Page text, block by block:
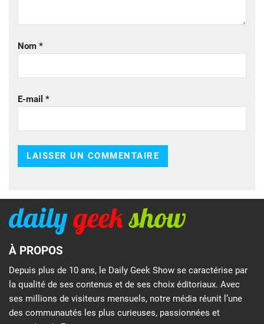
Nom *
E-mail *
À PROPOS
Depuis plus de 10 ans, le Daily Geek Show se caractérise par
la qualité de ses contenus et de ses choix éditoriaux. Avec
ses millions de visiteurs mensuels, notre média réunit l’une
des communautés les plus curieuses, passionnées et